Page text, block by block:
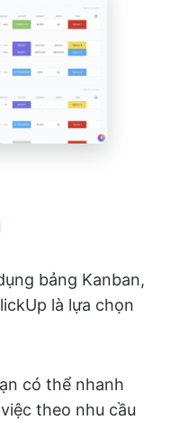
bảng Kanban,
là lựa chọn
có thể nhanh
theo nhu cầu